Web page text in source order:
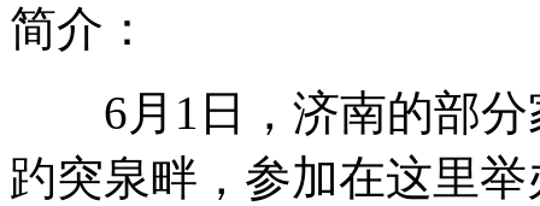
河北顺平县85个村庄遭冰雹袭击
简介：
6月1日，济南的部分
趵突泉畔，参加在这里